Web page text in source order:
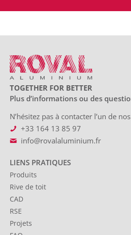
TOGETHER FOR BETTER
Plus d’informations ou des
N’hésitez pas à contacter l’un de
+33 164 13 85 97
info@rovalaluminium.fr
LIENS PRATIQUES
Produits
Rive de toit
CAD
RSE
Projets